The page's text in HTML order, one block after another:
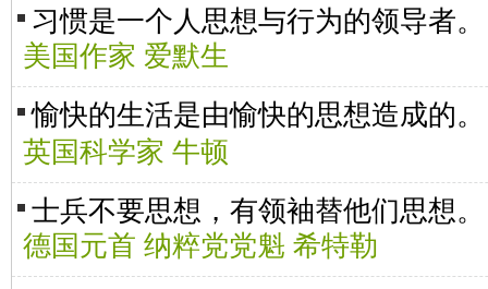
习惯是一个人思想与行为的领导者。
美国作家 爱默生
愉快的生活是由愉快的思想造成的
英国科学家 牛顿
士兵不要思想，有领袖替他们思想。
德国元首 纳粹党党魁 希特勒